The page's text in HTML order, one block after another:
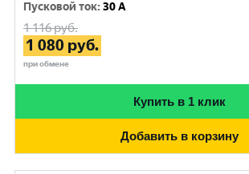
Пусковой ток:30 A
1 116руб.
1 080 руб.
при обмене
Купить в 1 клик
Добавить в корзину